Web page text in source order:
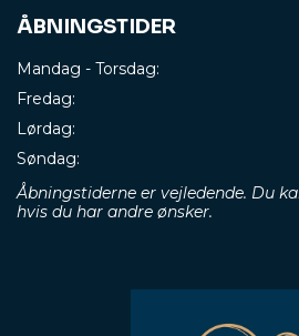
ÅBNINGSTIDER
Mandag - Torsdag:
Fredag:
Lørdag:
Søndag:
Åbningstiderne er vejledende. Du
hvis du har andre ønsker.